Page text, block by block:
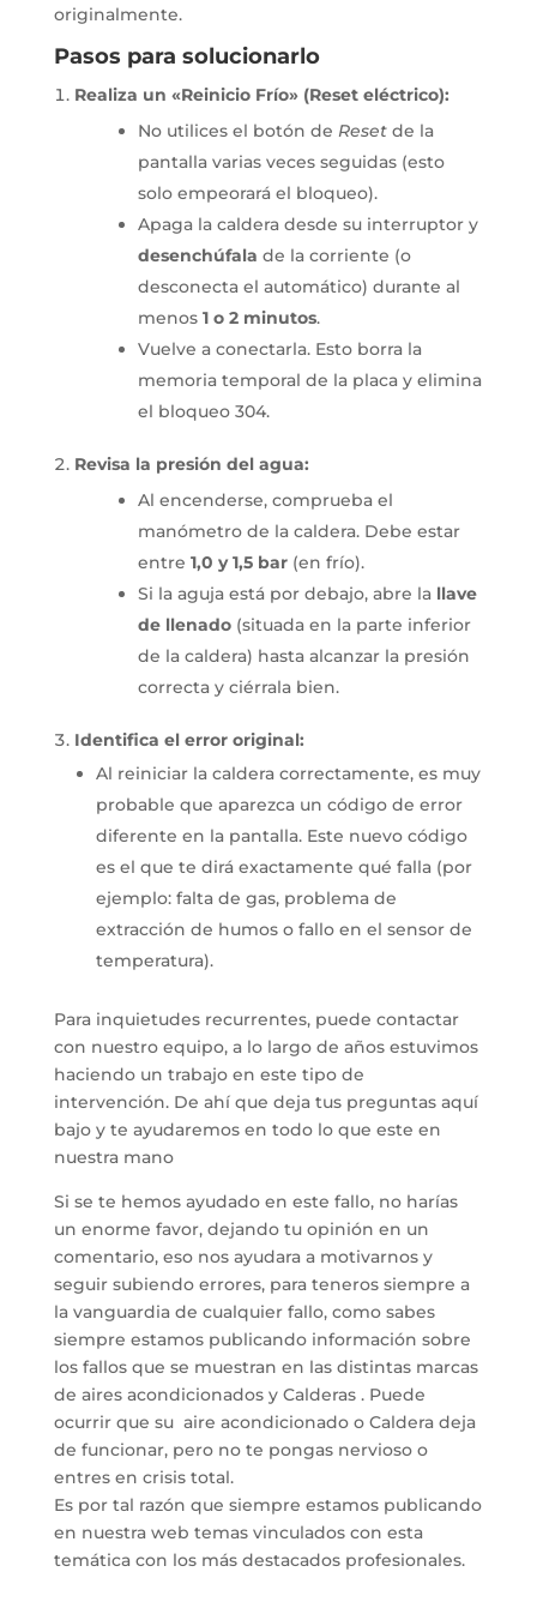
originalmente.
Pasos para solucionarlo
Realiza un «Reinicio Frío» (Reset eléctrico):
No utilices el botón de Resetde la
pantalla varias veces seguidas (esto
solo empeorará el bloqueo).
Apaga la caldera desde su interruptor y
desenchúfala de la corriente (o
desconecta el automático) durante al
menos 1 o 2 minutos.
Vuelve a conectarla. Esto borra la
memoria temporal de la placa y elimina
el bloqueo 304.
Revisa la presión del agua:
Al encenderse, comprueba el
manómetro de la caldera. Debe estar
entre 1,0 y 1,5 bar(en frío).
Si la aguja está por debajo, abre la llave
de llenado(situada en la parte inferior
de la caldera) hasta alcanzar la presión
correcta y ciérrala bien.
Identifica el error original:
Al reiniciar la caldera correctamente, es muy
probable que aparezca un código de error
diferente en la pantalla. Este nuevo código
es el que te dirá exactamente qué falla (por
ejemplo: falta de gas, problema de
extracción de humos o fallo en el sensor de
temperatura).
Para inquietudes recurrentes, puede contactar
con nuestro equipo, a lo largo de años estuvimos
haciendo un trabajo en este tipo de
intervención. De ahí que deja tus preguntas aquí
bajo y te ayudaremos en todo lo que este en
nuestra mano
Si se te hemos ayudado en este fallo, no harías
un enorme favor, dejando tu opinión en un
comentario, eso nos ayudara a motivarnos y
seguir subiendo errores, para teneros siempre a
la vanguardia de cualquier fallo, como sabes
siempre estamos publicando información sobre
los fallos que se muestran en las distintas marcas
de aires acondicionados y Calderas . Puede
ocurrir que su aire acondicionado o Caldera deja
de funcionar, pero no te pongas nervioso o
entres en crisis total.
Es por tal razón que siempre estamos publicando
en nuestra web temas vinculados con esta
temática con los más destacados profesionales.